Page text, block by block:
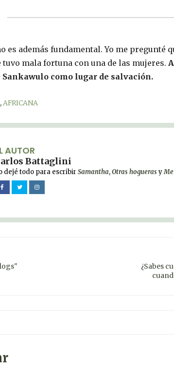
es además fundamental. Yo me pregunté
mala fortuna con una de las mujeres.
como lugar de salvación.
,AFRICANA
AUTOR
Battaglini
dejé todo para escribir Samantha,Otras hogueras y
¿Sabes